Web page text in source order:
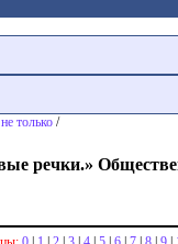
только /
речки.»